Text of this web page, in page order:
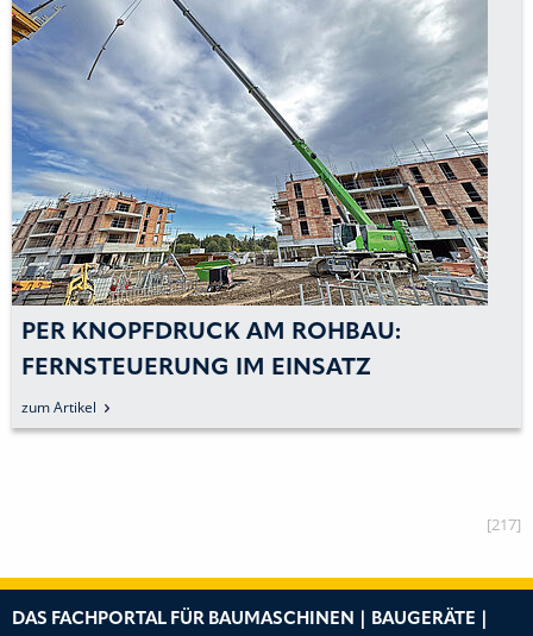
PER KNOPFDRUCK AM ROHBAU:
FERNSTEUERUNG IM EINSATZ
zum Artikel
[217]
DAS FACHPORTAL FÜR BAUMASCHINEN | BAUGERÄTE |